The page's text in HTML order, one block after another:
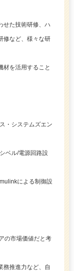
せた技術研修、ハ
修など、様々な研
材を活用すること
・システムズエン
ベル/電源回路設
による制御設
の市場価値だと考
務推進力など、自